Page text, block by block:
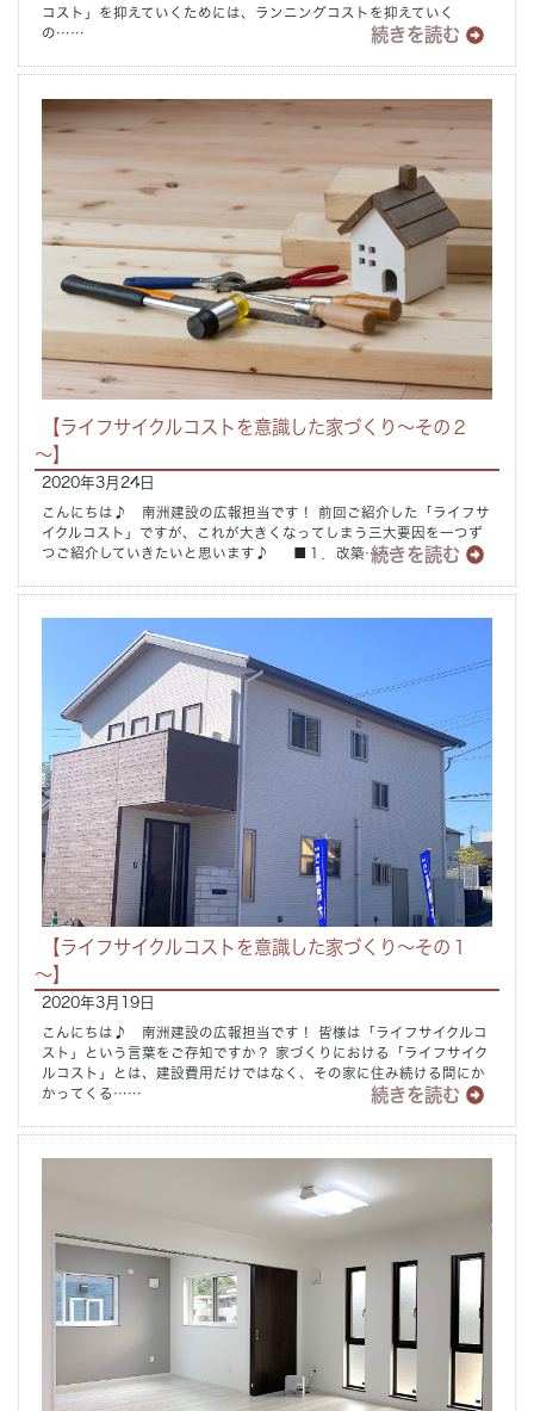
コスト」を抑えていくためには、ランニングコストを抑えていく
の……
続きを読む
【ライフサイクルコストを意識した家づくり～その２
～】
2020年3月24日
こんにちは♪ 南洲建設の広報担当です！ 前回ご紹介した「ライフサ
イクルコスト」ですが、これが大きくなってしまう三大要因を一つず
つご紹介していきたいと思います♪ ■１．改築……続きを読む
【ライフサイクルコストを意識した家づくり～その１
～】
2020年3月19日
こんにちは♪ 南洲建設の広報担当です！ 皆様は「ライフサイクルコ
スト」という言葉をご存知ですか？ 家づくりにおける「ライフサイク
ルコスト」とは、建設費用だけではなく、その家に住み続ける間にか
かってくる……
続きを読む